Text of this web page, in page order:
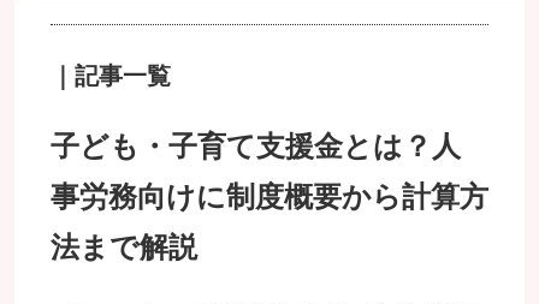
｜記事一覧
子ども・子育て支援金とは？人
事労務向けに制度概要から計算方
法まで解説